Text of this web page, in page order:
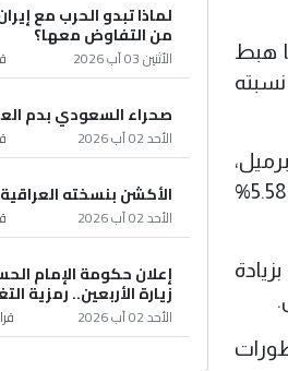
للبرميل، متراجعاً بنسبة 3.37%، فيما هبط
بانخفاض نسبته
بنسبة 4.85% إلى 83.02 دولاراً للبرميل،
وخام الأورال الروسي الذي هبط بنسبة 5.61% إلى 78.39 دولاراً، فضلاً عن خام مارس الأمريكي الذي فقد 5.58%
دولاراً للبرميل بزيادة
لماذا تبدو الحرب مع
من التفاوض معها؟
الأثنين 03 آب 2026
صحراء السعودي بدم
الأحد 02 آب 2026
الأكشن بنسخته العراقية
الأحد 02 آب 2026
إعلان حكومة الإمام
زيارة الأربعين.. رمزية
الأحد 02 آب 2026